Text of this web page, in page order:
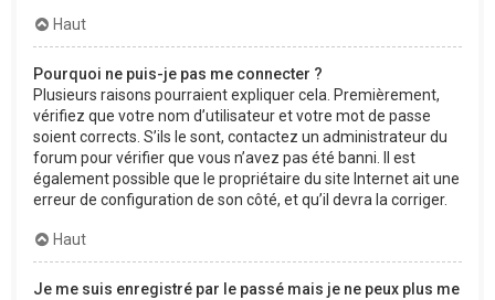
Haut
Pourquoi ne puis-je pas me connecter ?
Plusieurs raisons pourraient expliquer cela. Premièrement,
vérifiez que votre nom d’utilisateur et votre mot de passe
soient corrects. S’ils le sont, contactez un administrateur du
forum pour vérifier que vous n’avez pas été banni. Il est
également possible que le propriétaire du site Internet ait une
erreur de configuration de son côté, et qu’il devra la corriger.
Haut
Je me suis enregistré par le passé mais je ne peux plus me